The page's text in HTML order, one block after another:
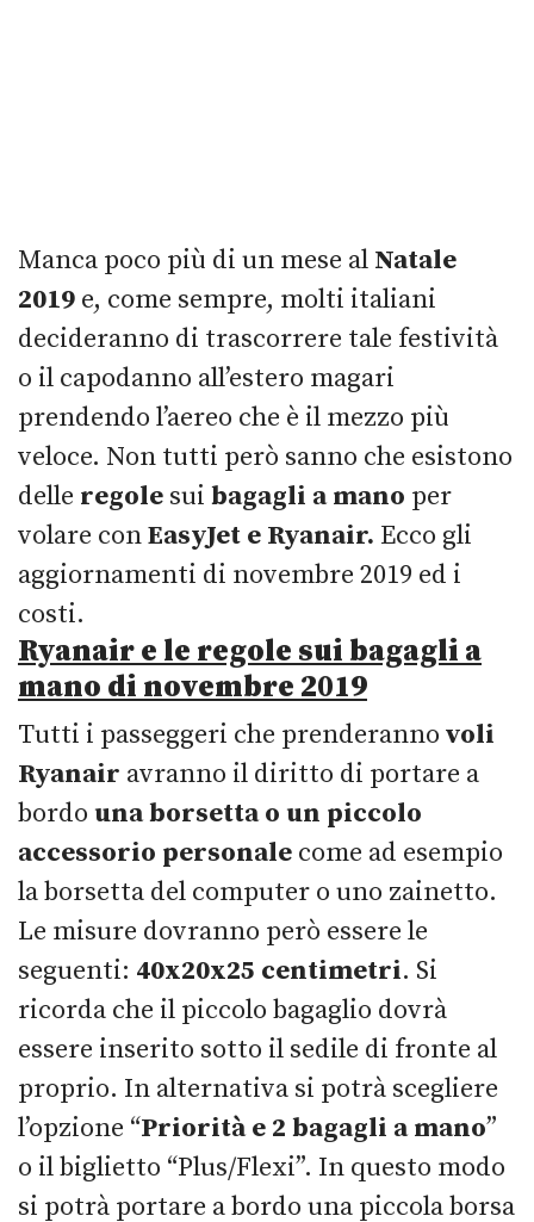
Manca poco più di un mese al Natale
2019 e, come sempre, molti italiani
decideranno di trascorrere tale festività
o il capodanno all’estero magari
prendendo l’aereo che è il mezzo più
veloce. Non tutti però sanno che esistono
delle regole sui bagagli a mano per
volare conEasyJet e Ryanair. Ecco gli
aggiornamenti di novembre 2019 ed i
costi.
Ryanair e le regole sui bagagli a
mano di novembre 2019
Tutti i passeggeri che prenderanno voli
Ryanair avranno il diritto di portare a
bordo una borsetta o un piccolo
accessorio personale come ad esempio
la borsetta del computer o uno zainetto.
Le misure dovranno però essere le
seguenti: 40x20x25 centimetri. Si
ricorda che il piccolo bagaglio dovrà
essere inserito sotto il sedile di fronte al
proprio. In alternativa si potrà scegliere
l’opzione “Priorità e 2 bagagli a mano”
o il biglietto “Plus/Flexi”. In questo modo
si potrà portare a bordo una piccola borsa